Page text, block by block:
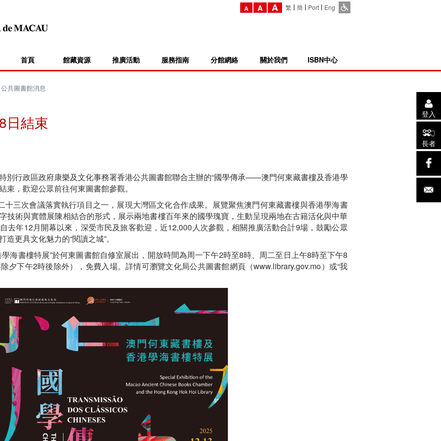
A A A 繁 簡 Port Eng
首頁 館藏資源 推廣活動 服務指南 分館網絡 關於我們 ISBN中心
登入
長者
公共圖書館消息
日結束
別行政區政府康樂及文化事務署香港公共圖書館聯合主辦的“國學傳承——澳門何東藏書樓及香港學
，歡迎公眾前往何東圖書館參觀。
十三次會議落實執行項目之一，展現大灣區文化合作成果。展覽聚焦澳門何東藏書樓與香港學海書
技術與實體展陳相結合的形式，展示兩地書樓百年來的國學瑰寶，生動呈現兩地在古籍活化與中華
去年12月開幕以來，深受市民及旅客歡迎，近12,000人次參觀，相關推廣活動合計9場，鼓勵公眾
更具文化魅力的“閱讀之城”。
海書樓特展”於何東圖書館自修室展出，開放時間為周一下午2時至8時、周二至日上午8時至下午8
夕下午2時後除外），免費入場。詳情可瀏覽文化局公共圖書館網頁（www.library.gov.mo）或“我